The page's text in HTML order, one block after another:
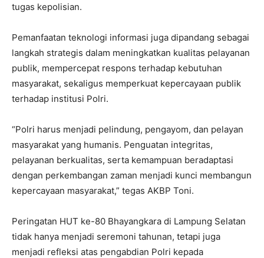
tugas kepolisian.
Pemanfaatan teknologi informasi juga dipandang sebagai
langkah strategis dalam meningkatkan kualitas pelayanan
publik, mempercepat respons terhadap kebutuhan
masyarakat, sekaligus memperkuat kepercayaan publik
terhadap institusi Polri.
“Polri harus menjadi pelindung, pengayom, dan pelayan
masyarakat yang humanis. Penguatan integritas,
pelayanan berkualitas, serta kemampuan beradaptasi
dengan perkembangan zaman menjadi kunci membangun
kepercayaan masyarakat,” tegas AKBP Toni.
Peringatan HUT ke-80 Bhayangkara di Lampung Selatan
tidak hanya menjadi seremoni tahunan, tetapi juga
menjadi refleksi atas pengabdian Polri kepada